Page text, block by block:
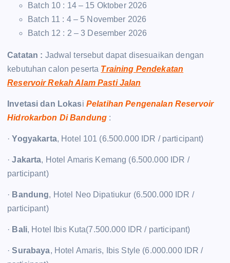
Batch 10 : 14 – 15 Oktober 2026
Batch 11 : 4 – 5 November 2026
Batch 12 : 2 – 3 Desember 2026
Catatan : Jadwal tersebut dapat disesuaikan dengan
kebutuhan calon peserta Training Pendekatan
Reservoir Rekah Alam Pasti Jalan
Invetasi dan Lokasi Pelatihan Pengenalan Reservoir
Hidrokarbon Di Bandung :
·Yogyakarta, Hotel 101 (6.500.000 IDR / participant)
·Jakarta, Hotel Amaris Kemang (6.500.000 IDR /
participant)
· Bandung, Hotel Neo Dipatiukur (6.500.000 IDR /
participant)
· Bali, Hotel Ibis Kuta(7.500.000 IDR / participant)
·Surabaya, Hotel Amaris, Ibis Style (6.000.000 IDR /